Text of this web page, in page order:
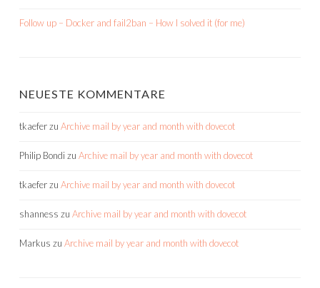
Follow up – Docker and fail2ban – How I solved it (for me)
NEUESTE KOMMENTARE
tkaeferzu Archive mail by year and month with dovecot
Philip Bondi zu Archive mail by year and month with dovecot
tkaeferzu Archive mail by year and month with dovecot
shanness zu Archive mail by year and month with dovecot
Markus zu Archive mail by year and month with dovecot